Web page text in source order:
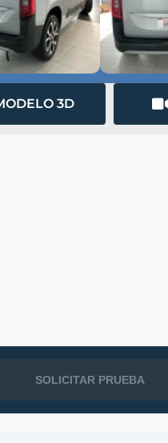
3D
SOLICITAR PRUEBA